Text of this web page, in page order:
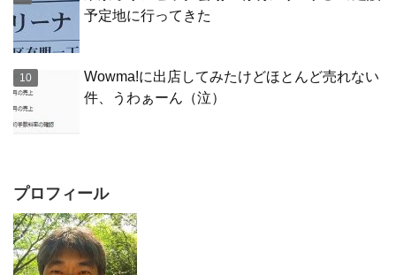
予定地に行ってきた
Wowma!に出店してみたけどほとんど売れない
件、うわぁーん（泣）
プロフィール